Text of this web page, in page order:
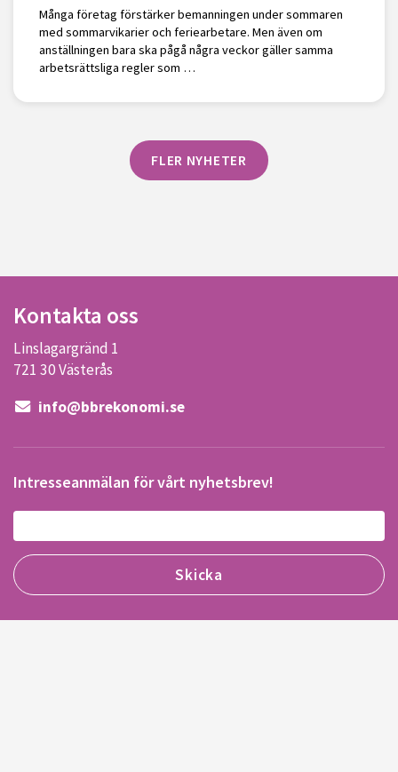
Många företag förstärker bemanningen under sommaren
med sommarvikarier och feriearbetare. Men även om
anställningen bara ska pågå några veckor gäller samma
arbetsrättsliga regler som …
FLER NYHETER
Kontakta oss
Linslagargränd 1
721 30 Västerås
info@bbrekonomi.se
Intresseanmälan för vårt nyhetsbrev!